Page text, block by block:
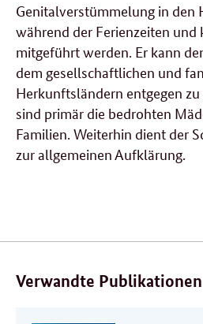
Genitalverstümmelung in den
während der Ferienzeiten und
mitgeführt werden. Er kann
dem gesellschaftlichen und
Herkunftsländern entgegen
sind primär die bedrohten
Familien. Weiterhin dient der
zur allgemeinen Aufklärung.
Verwandte Publikationen